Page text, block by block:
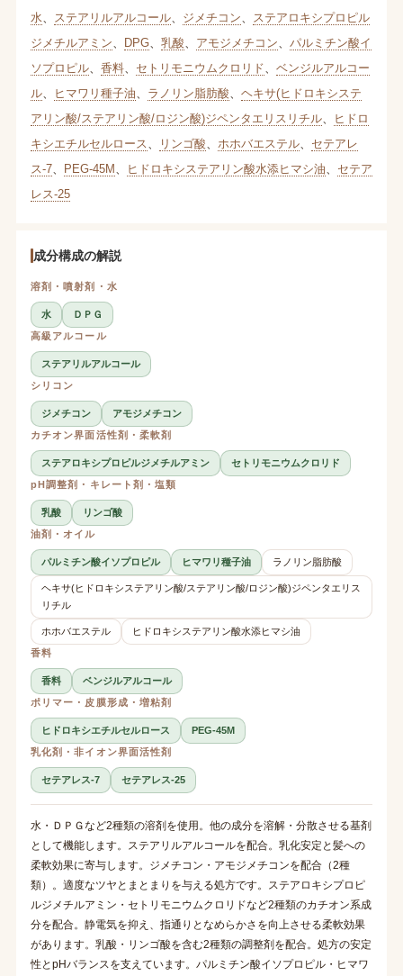
水 ステアリルアルコール、 ジメチコン
ステアロキシプロピル
ジメチルアミン
DPG、 乳酸 アモジメチコン
パルミチン酸イ
ソプロピル、 香料、 セトリモニウムクロリド
ベンジルアルコー
ル、 ヒマワリ種子油 ラノリン脂肪酸
ヘキサ(ヒドロキシステ
アリン酸/ステアリン酸/ロジン酸)ジペンタエリスリチル、
ヒドロ
キシエチルセルロース
リンゴ酸 ホホバエステル、 セテアレ
ス-7、 PEG-45M ヒドロキシステアリン酸水添ヒマシ油
セテア
レス-25
成分構成の解説
溶剤・噴射剤・水
水
ＤＰＧ
高級アルコール
ステアリルアルコール
シリコン
ジメチコン
アモジメチコン
カチオン界面活性剤・柔軟剤
ステアロキシプロピルジメチルアミン
セトリモニウムクロリド
pH調整剤・キレート剤・塩類
乳酸
リンゴ酸
油剤・オイル
パルミチン酸イソプロピル ヒマワリ種子油 ラノリン脂肪酸
ヘキサ(ヒドロキシステアリン酸/ステアリン酸/ロジン酸)ジペンタエリス
リチル
ホホバエステル
ヒドロキシステアリン酸水添ヒマシ油
香料
香料
ベンジルアルコール
ポリマー・皮膜形成・増粘剤
ヒドロキシエチルセルロース
PEG-45M
乳化剤・非イオン界面活性剤
セテアレス-7 セテアレス-25
水・ＤＰＧなど2種類の溶剤を使用。他の成分を溶解・分散させる基剤
として機能します。ステアリルアルコールを配合。乳化安定と髪への
柔軟効果に寄与します。ジメチコン・アモジメチコンを配合（2種
類）。適度なツヤとまとまりを与える処方です。ステアロキシプロピ
ルジメチルアミン・セトリモニウムクロリドなど2種類のカチオン系成
分を配合。静電気を抑え、指通りとなめらかさを向上させる柔軟効果
があります。乳酸・リンゴ酸を含む2種類の調整剤を配合。処方の安定
性とpHバランスを支えています。パルミチン酸イソプロピル・ヒマワ